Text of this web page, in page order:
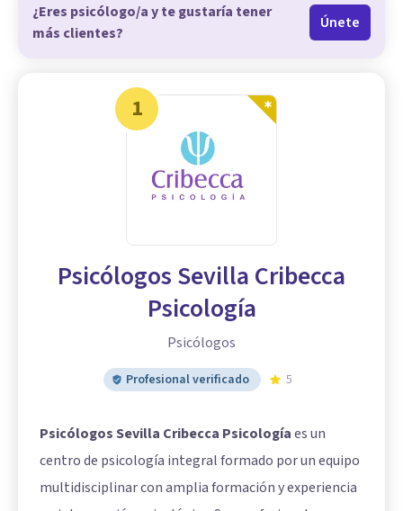
¿Eres psicólogo/a y te gustaría tener
más clientes?
Únete
1
Psicólogos Sevilla Cribecca
Psicología
Psicólogos
Profesional verificado 5
Psicólogos Sevilla Cribecca Psicologíaes un
centro de psicología integral formado por un equipo
multidisciplinar con amplia formación y experiencia